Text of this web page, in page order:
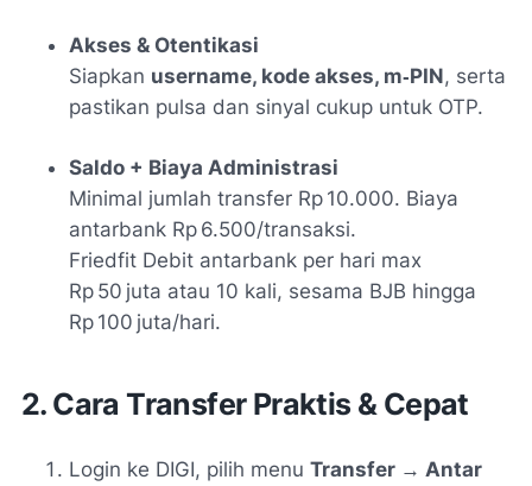
Akses & Otentikasi
Siapkan username, kode akses, m‑PIN, serta
pastikan pulsa dan sinyal cukup untuk OTP.
Saldo + Biaya Administrasi
Minimal jumlah transfer Rp 10.000. Biaya
antarbank Rp 6.500/transaksi.
Friedfit Debit antarbank per hari max
Rp 50 juta atau 10 kali, sesama BJB hingga
Rp 100 juta/hari.
2. Cara Transfer Praktis & Cepat
Login ke DIGI, pilih menu Transfer → Antar